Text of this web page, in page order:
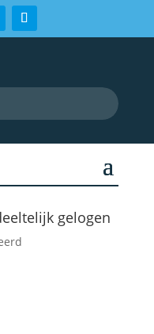
gelogen